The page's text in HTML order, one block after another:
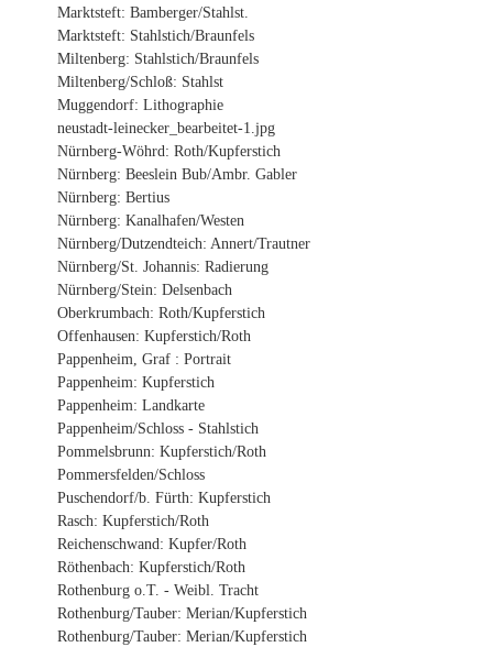
Marktsteft: Bamberger/Stahlst.
Marktsteft: Stahlstich/Braunfels
Miltenberg: Stahlstich/Braunfels
Miltenberg/Schloß: Stahlst
Muggendorf: Lithographie
neustadt-leinecker_bearbeitet-1.jpg
Nürnberg-Wöhrd: Roth/Kupferstich
Nürnberg: Beeslein Bub/Ambr. Gabler
Nürnberg: Bertius
Nürnberg: Kanalhafen/Westen
Nürnberg/Dutzendteich: Annert/Trautner
Nürnberg/St. Johannis: Radierung
Nürnberg/Stein: Delsenbach
Oberkrumbach: Roth/Kupferstich
Offenhausen: Kupferstich/Roth
Pappenheim, Graf : Portrait
Pappenheim: Kupferstich
Pappenheim: Landkarte
Pappenheim/Schloss - Stahlstich
Pommelsbrunn: Kupferstich/Roth
Pommersfelden/Schloss
Puschendorf/b. Fürth: Kupferstich
Rasch: Kupferstich/Roth
Reichenschwand: Kupfer/Roth
Röthenbach: Kupferstich/Roth
Rothenburg o.T. - Weibl. Tracht
Rothenburg/Tauber: Merian/Kupferstich
Rothenburg/Tauber: Merian/Kupferstich